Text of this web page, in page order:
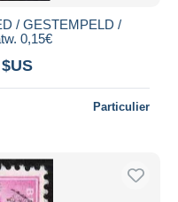
/ GESTEMPELD /
0,15€
Particulier